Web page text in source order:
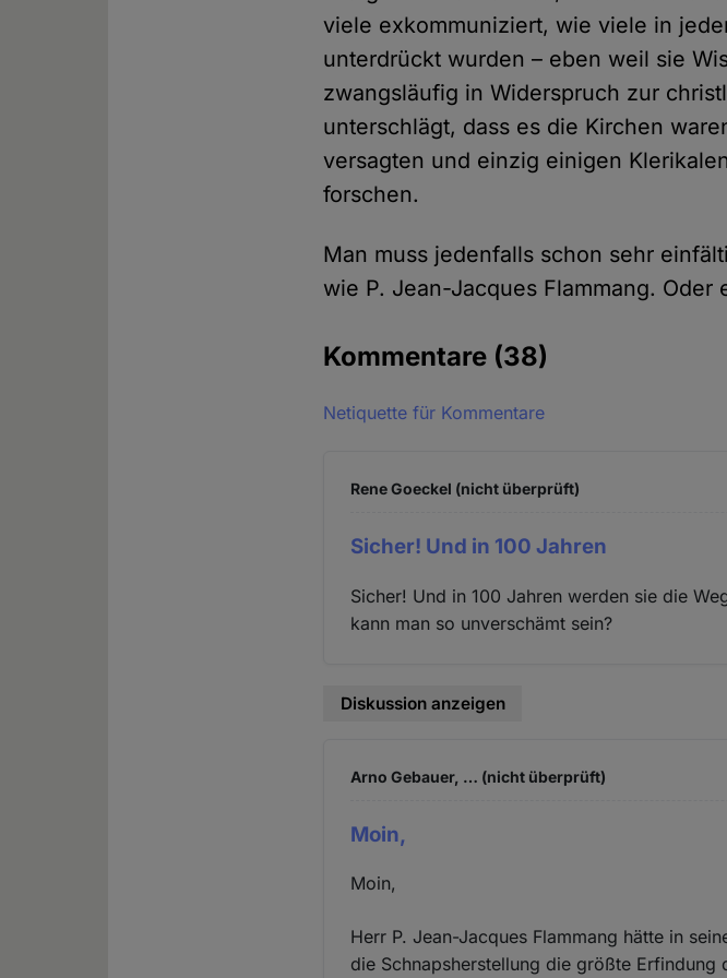
viele exkommuniziert, wie viele in
unterdrückt wurden – eben weil sie
zwangsläufig in Widerspruch zur
unterschlägt, dass es die Kirchen
versagten und einzig einigen
forschen.
Man muss jedenfalls schon sehr
wie P. Jean-Jacques Flammang. Oder
Kommentare (38)
Netiquette für Kommentare
Rene Goeckel (nicht überprüft)
Sicher! Und in 100 Jahren
Sicher! Und in 100 Jahren werden sie die
kann man so unverschämt sein?
Diskussion anzeigen
Arno Gebauer, … (nicht überprüft)
Moin,
Moin,
Herr P. Jean-Jacques Flammang hätte in
die Schnapsherstellung die größte Erfindung